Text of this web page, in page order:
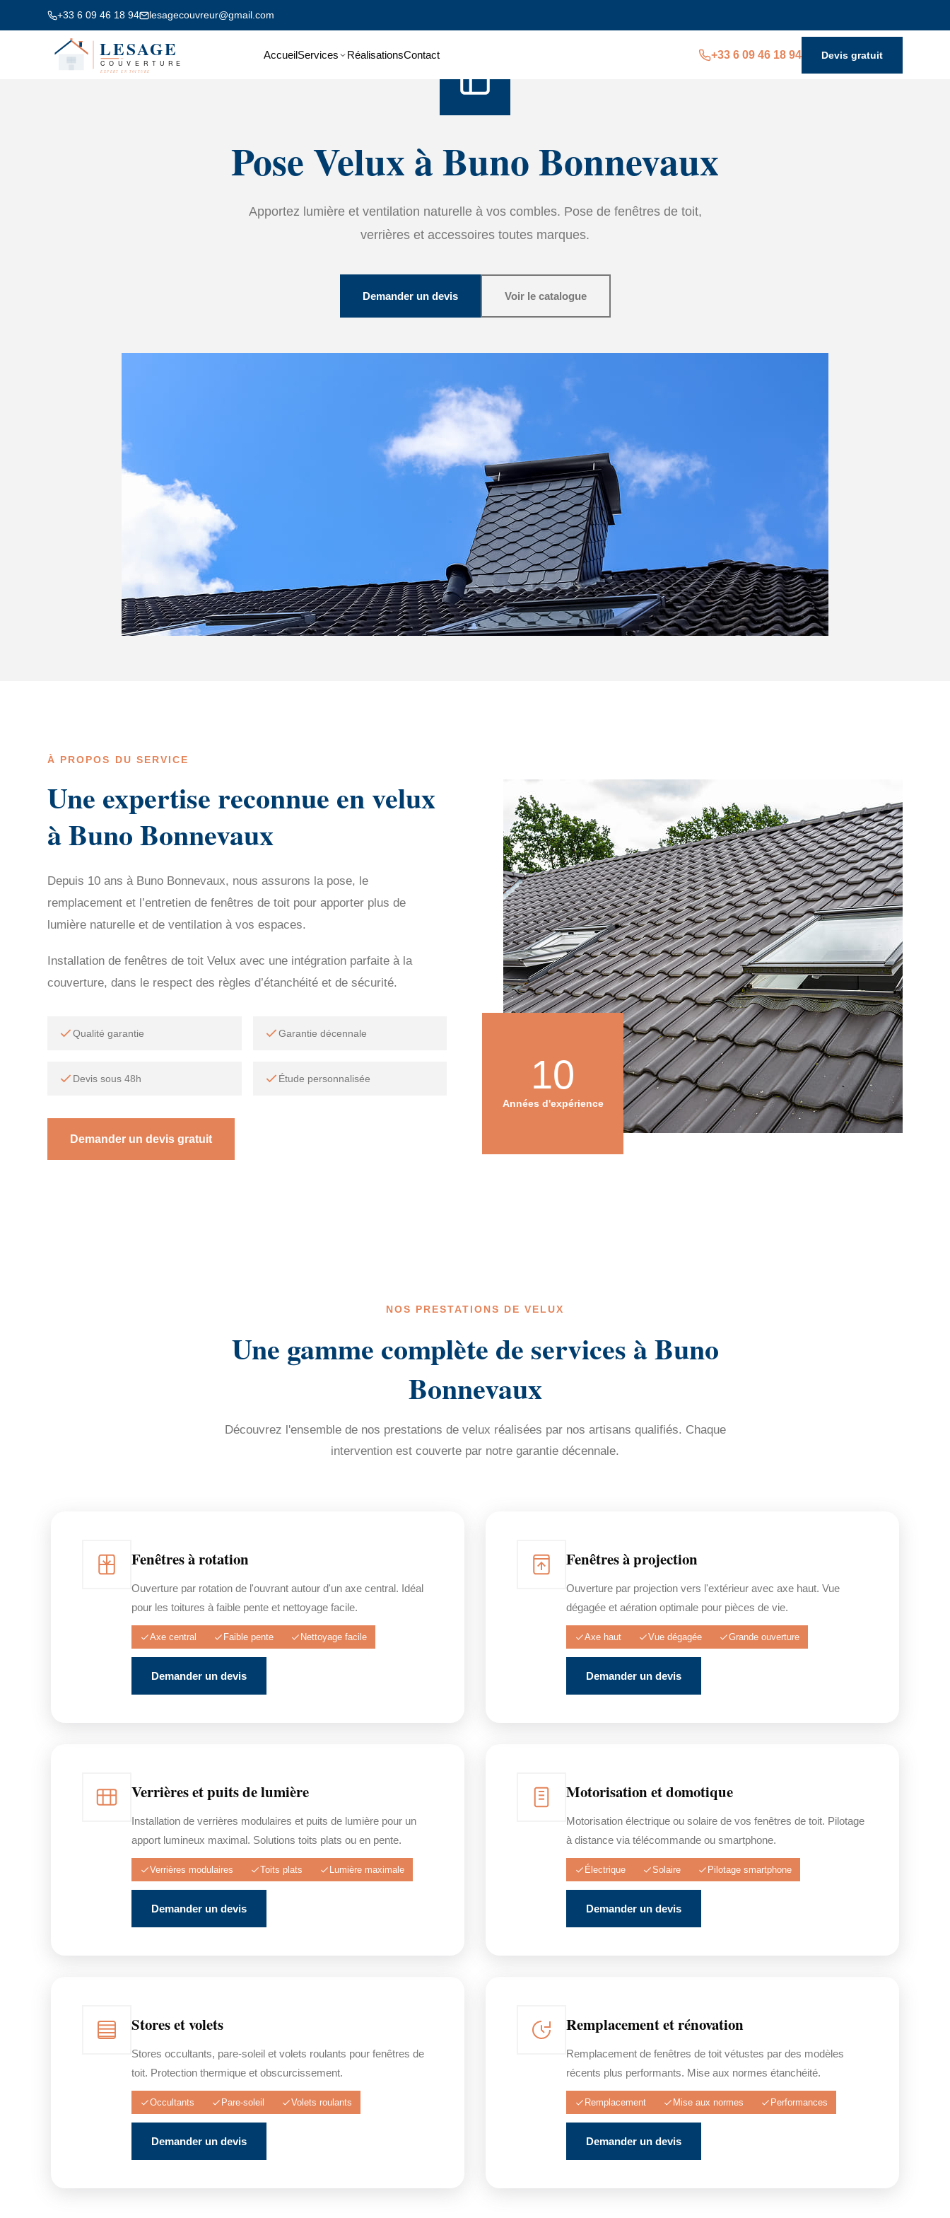
+33 6 09 46 18 94 lesagecouvreur@gmail.com
AccueilServices RéalisationsContact +33 6 09 46 18 94 Devis gratuit
Pose Velux à Buno Bonnevaux
Apportez lumière et ventilation naturelle à vos combles. Pose de fenêtres de toit,
verrières et accessoires toutes marques.
Demander un devis Voir le catalogue
À PROPOS DU SERVICE
Une expertise reconnue en velux
à Buno Bonnevaux
Depuis 10 ans à Buno Bonnevaux, nous assurons la pose, le
remplacement et l’entretien de fenêtres de toit pour apporter plus de
lumière naturelle et de ventilation à vos espaces.
Installation de fenêtres de toit Velux avec une intégration parfaite à la
couverture, dans le respect des règles d’étanchéité et de sécurité.
Qualité garantie Garantie décennale
Devis sous 48h Étude personnalisée
Demander un devis gratuit
10
Années d'expérience
NOS PRESTATIONS DE VELUX
Une gamme complète de services à Buno
Bonnevaux
Découvrez l'ensemble de nos prestations de velux réalisées par nos artisans qualifiés. Chaque
intervention est couverte par notre garantie décennale.
Fenêtres à rotation
Ouverture par rotation de l'ouvrant autour d'un axe central. Idéal
pour les toitures à faible pente et nettoyage facile.
Axe central Faible pente Nettoyage facile
Demander un devis
Fenêtres à projection
Ouverture par projection vers l'extérieur avec axe haut. Vue
dégagée et aération optimale pour pièces de vie.
Axe haut Vue dégagée Grande ouverture
Demander un devis
Verrières et puits de lumière
Installation de verrières modulaires et puits de lumière pour un
apport lumineux maximal. Solutions toits plats ou en pente.
Verrières modulaires Toits plats Lumière maximale
Demander un devis
Motorisation et domotique
Motorisation électrique ou solaire de vos fenêtres de toit. Pilotage
à distance via télécommande ou smartphone.
Électrique Solaire Pilotage smartphone
Demander un devis
Stores et volets
Stores occultants, pare-soleil et volets roulants pour fenêtres de
toit. Protection thermique et obscurcissement.
Occultants Pare-soleil Volets roulants
Demander un devis
Remplacement et rénovation
Remplacement de fenêtres de toit vétustes par des modèles
récents plus performants. Mise aux normes étanchéité.
Remplacement Mise aux normes Performances
Demander un devis